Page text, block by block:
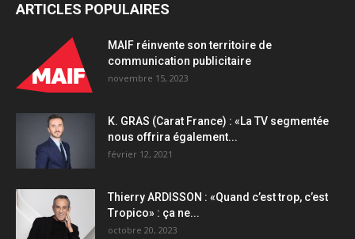
ARTICLES POPULAIRES
MAIF réinvente son territoire de
communication publicitaire
novembre 15, 2023
K. GRAS (Carat France) : «La TV segmentée
nous offrira également...
février 12, 2021
Thierry ARDISSON : «Quand c’est trop, c’est
Tropico» : ça ne...
octobre 20, 2023